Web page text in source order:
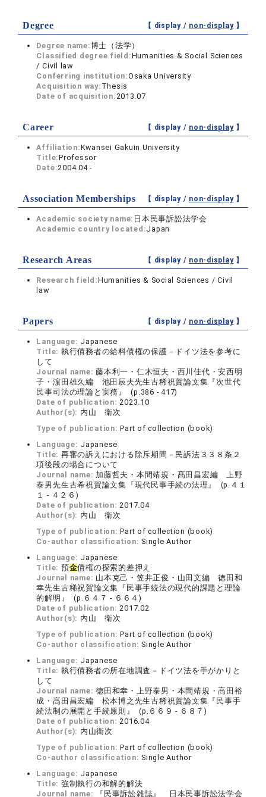
Degree 【 display / non-display】
Degree name:博士（法学）
Classified degree field:Humanities & Social Sciences
/ Civil law
Conferring institution:Osaka University
Acquisition way: Thesis
Date of acquisition:2013.07
Career 【 display / non-display】
Affiliation:Kwansei Gakuin University
Title:Professor
Date:2004.04 -
Association Memberships 【 display / non-display】
Academic society name: 日本民事訴訟法学会
Academic country located:Japan
Research Areas 【 display / non-display】
Research field:Humanities & Social Sciences / Civil
law
Papers 【 display / non-display】
Language: Japanese
Title: 執行債務者の給料債権の保護－ドイツ法を参考に
して
Journal name:藤本利一・仁木恒夫・西川佳代・安西明
子・濵田雄久編 池田辰夫先生古稀祝賀論文集『次世代
民事司法の理論と実務』 (p.386 - 417)
Date of publication:2023.10
Author(s): 内山 衛次
Type of publication:Part of collection (book)
Language: Japanese
Title: 再審の訴えにおける除斥期間－民訴法３３８条２
項後段の場合について
Journal name: 加藤哲夫・本間靖規・髙田昌宏編 上野
泰男先生古希祝賀論文集『現代民事手続の法理』 (p.４１
１ - ４２６)
Date of publication:2017.04
Author(s): 内山 衛次
Type of publication:Part of collection (book)
Co-author classification: Single Author
Language: Japanese
Title: 預金債権の探索的差押え
Journal name: 山本克己・笠井正俊・山田文編 徳田和
幸先生古稀祝賀論文集『民事手続法の現代的課題と理論
的解明』 (p.６４７ - ６６４)
Date of publication:2017.02
Author(s): 内山 衛次
Type of publication:Part of collection (book)
Co-author classification: Single Author
Language: Japanese
Title: 執行債務者の所在地調査－ドイツ法を手がかりと
して
Journal name:徳田和幸・上野泰男・本間靖規・高田裕
成・髙田昌宏編 松本博之先生古稀祝賀論文集『民事手
続法制の展開と手続原則』 (p.６６９ - ６８７)
Date of publication:2016.04
Author(s): 内山衛次
Type of publication:Part of collection (book)
Co-author classification: Single Author
Language: Japanese
Title: 強制執行の和解的解決
Journal name:
『民事訴訟雑誌』 日本民事訴訟法学会